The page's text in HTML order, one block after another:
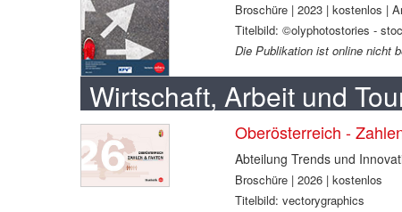
Broschüre | 2023 | kostenlos |
Titelbild: ©olyphotostories -
Die Publikation ist online nicht
Wirtschaft, Arbeit und
Oberösterreich -
Abteilung Trends und
Broschüre | 2026 | kostenlos
Titelbild: vectorygraphics